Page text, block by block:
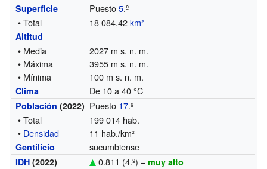
Superficie Puesto5.º
• Total
18 084,42km²
Altitud
• Media
2027 m s. n. m.
• Máxima
3955 m s. n. m.
• Mínima
100 m s. n. m.
Clima De 10 a 40 °C
Población (2022) Puesto 17.º
• Total
199 014 hab.
• Densidad 11 hab./km²
Gentilicio sucumbiense
IDH (2022) 0.811 (4.º) –muy alto